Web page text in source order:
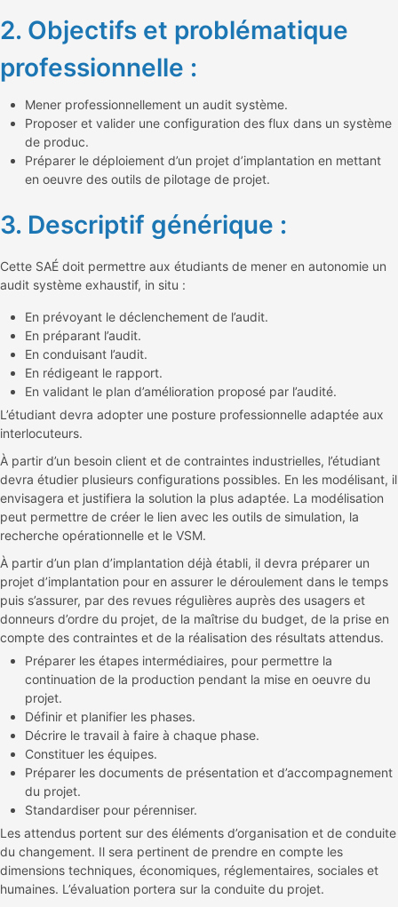
2. Objectifs et problématique
professionnelle :
Mener professionnellement un audit système.
Proposer et valider une configuration des flux dans un système
de produc.
Préparer le déploiement d’un projet d’implantation en mettant
en oeuvre des outils de pilotage de projet.
3. Descriptif générique :
Cette SAÉ doit permettre aux étudiants de mener en autonomie un
audit système exhaustif, in situ :
En prévoyant le déclenchement de l’audit.
En préparant l’audit.
En conduisant l’audit.
En rédigeant le rapport.
En validant le plan d’amélioration proposé par l’audité.
L’étudiant devra adopter une posture professionnelle adaptée aux
interlocuteurs.
À partir d’un besoin client et de contraintes industrielles, l’étudiant
devra étudier plusieurs configurations possibles. En les modélisant, il
envisagera et justifiera la solution la plus adaptée. La modélisation
peut permettre de créer le lien avec les outils de simulation, la
recherche opérationnelle et le VSM.
À partir d’un plan d’implantation déjà établi, il devra préparer un
projet d’implantation pour en assurer le déroulement dans le temps
puis s’assurer, par des revues régulières auprès des usagers et
donneurs d’ordre du projet, de la maîtrise du budget, de la prise en
compte des contraintes et de la réalisation des résultats attendus.
Préparer les étapes intermédiaires, pour permettre la
continuation de la production pendant la mise en oeuvre du
projet.
Définir et planifier les phases.
Décrire le travail à faire à chaque phase.
Constituer les équipes.
Préparer les documents de présentation et d’accompagnement
du projet.
Standardiser pour pérenniser.
Les attendus portent sur des éléments d’organisation et de conduite
du changement. Il sera pertinent de prendre en compte les
dimensions techniques, économiques, réglementaires, sociales et
humaines. L’évaluation portera sur la conduite du projet.